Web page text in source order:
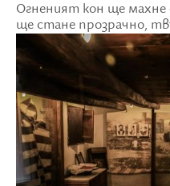
Огненият кон ще
ще стане прозрачно,